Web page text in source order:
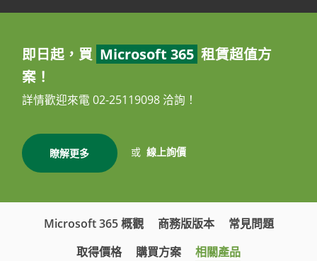
即日起，買 Microsoft 365 租賃超值方
案！
詳情歡迎來電 02-25119098 洽詢！
瞭解更多 或 線上詢價
Microsoft 365 概觀 商務版版本
常見問題
取得價格
購買方案 相關產品